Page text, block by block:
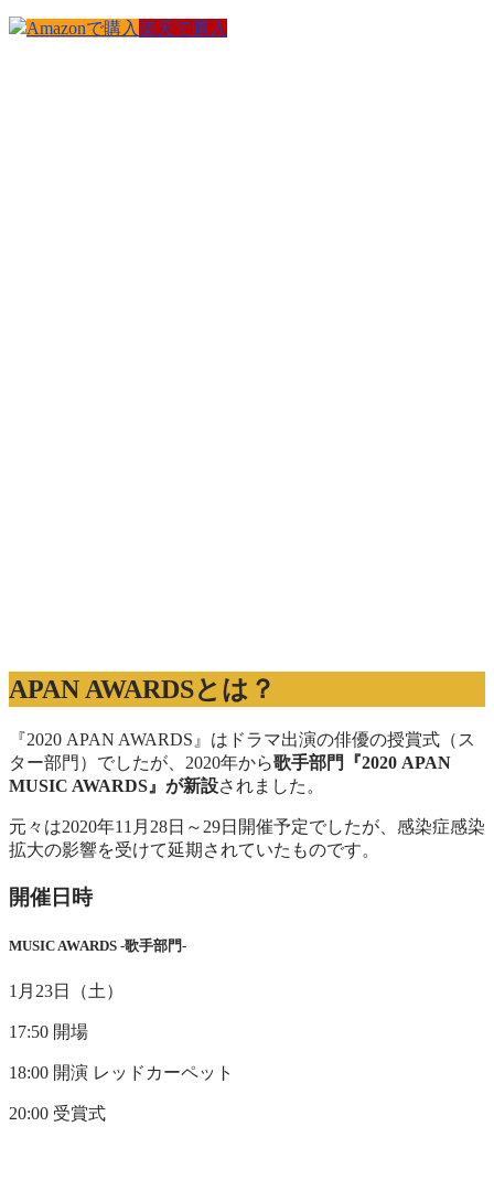
Amazonで購入楽天で購入
APAN AWARDSとは？
『2020 APAN AWARDS』はドラマ出演の俳優の授賞式（ス
ター部門）でしたが、2020年から歌手部門『2020 APAN
MUSIC AWARDS』が新設されました。
元々は2020年11月28日～29日開催予定でしたが、感染症感染
拡大の影響を受けて延期されていたものです。
開催日時
MUSIC AWARDS -歌手部門-
1月23日（土）
17:50 開場
18:00 開演 レッドカーペット
20:00 受賞式